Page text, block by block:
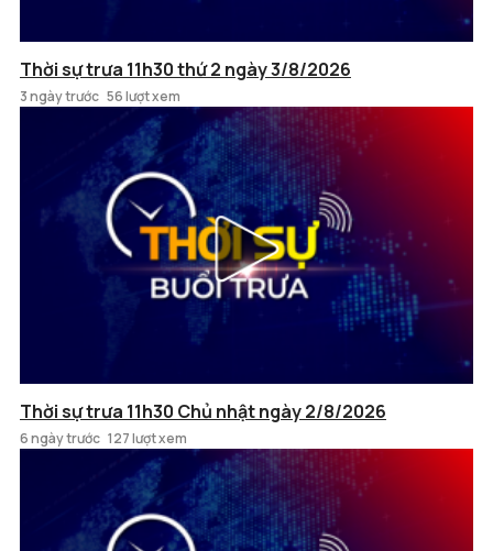
Thời sự trưa 11h30 thứ 2 ngày 3/8/2026
3 ngày trước 56 lượt xem
Thời sự trưa 11h30 Chủ nhật ngày 2/8/2026
6 ngày trước 127 lượt xem